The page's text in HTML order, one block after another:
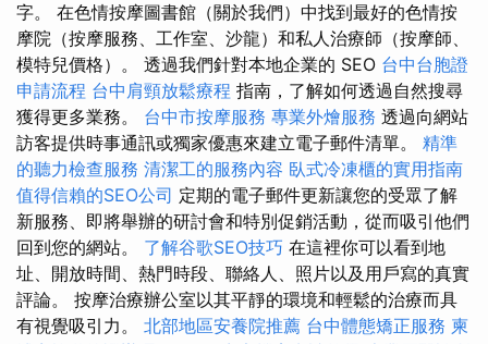
字。 在色情按摩圖書館（關於我們）中找到最好的色情按
摩院（按摩服務、工作室、沙龍）和私人治療師（按摩師、
模特兒價格）。 透過我們針對本地企業的 SEO 台中台胞證
申請流程 台中肩頸放鬆療程 指南，了解如何透過自然搜尋
獲得更多業務。 台中市按摩服務 專業外燴服務 透過向網站
訪客提供時事通訊或獨家優惠來建立電子郵件清單。 精準
的聽力檢查服務 清潔工的服務內容 臥式冷凍櫃的實用指南
值得信賴的SEO公司 定期的電子郵件更新讓您的受眾了解
新服務、即將舉辦的研討會和特別促銷活動，從而吸引他們
回到您的網站。 了解谷歌SEO技巧 在這裡你可以看到地
址、開放時間、熱門時段、聯絡人、照片以及用戶寫的真實
評論。 按摩治療辦公室以其平靜的環境和輕鬆的治療而具
有視覺吸引力。 北部地區安養院推薦 台中體態矯正服務 柬